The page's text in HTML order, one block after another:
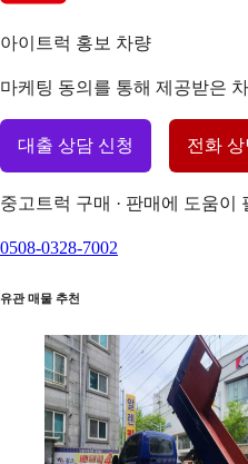
아이트럭 홍보 차량
마케팅 동의를 통해 제공받은
대출 상담 신청 전화
중고트럭 구매 · 판매에 도움이
0508-0328-7002
유관 매물 추천